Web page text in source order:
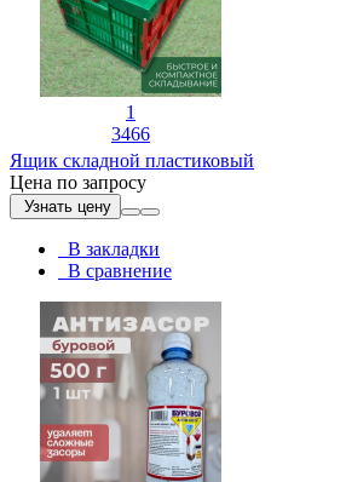
1
3466
Ящик складной пластиковый
Цена по запросу
Узнать цену
В закладки
В сравнение